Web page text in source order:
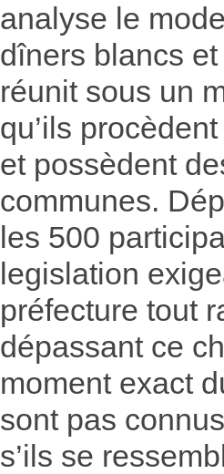
analyse le
dîners blancs
réunit sous un
qu’ils
et possèdent
communes.
les 500
legislation
préfecture tout
dépassant ce
moment exact
sont pas
s’ils se